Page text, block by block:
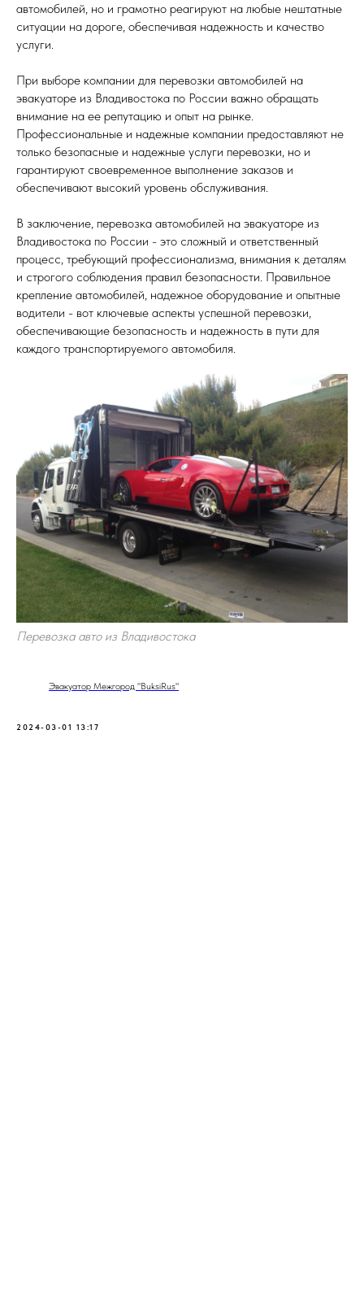
автомобилей, но и грамотно реагируют на любые нештатные
ситуации на дороге, обеспечивая надежность и качество
услуги.
При выборе компании для перевозки автомобилей на
эвакуаторе из Владивостока по России важно обращать
внимание на ее репутацию и опыт на рынке.
Профессиональные и надежные компании предоставляют не
только безопасные и надежные услуги перевозки, но и
гарантируют своевременное выполнение заказов и
обеспечивают высокий уровень обслуживания.
В заключение, перевозка автомобилей на эвакуаторе из
Владивостока по России - это сложный и ответственный
процесс, требующий профессионализма, внимания к деталям
и строгого соблюдения правил безопасности. Правильное
крепление автомобилей, надежное оборудование и опытные
водители - вот ключевые аспекты успешной перевозки,
обеспечивающие безопасность и надежность в пути для
каждого транспортируемого автомобиля.
Перевозка авто из Владивостока
Эвакуатор Межгород "BuksiRus"
2024-03-01 13:17